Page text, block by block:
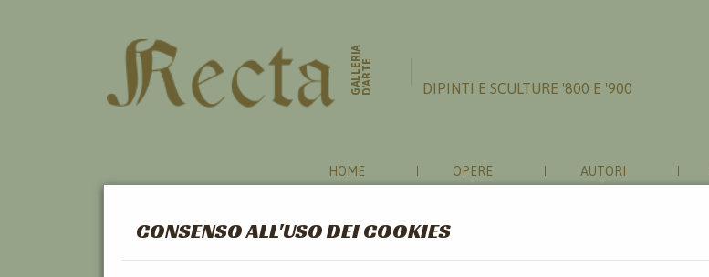
CONSENSO ALL'USO DEI COOKIES
GALLERIAD'ARTE DIPINTI E SCULTURE '800 E '900
HOME OPERE AUTORI